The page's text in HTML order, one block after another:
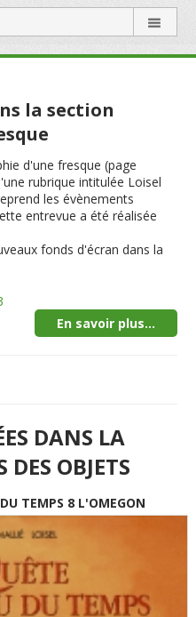
la section
d'une fresque (page
rubrique intitulée Loisel
les évènements
entrevue a été réalisée
fonds d'écran dans la
En savoir plus...
DANS LA
DES OBJETS
TEMPS 8 L'OMEGON